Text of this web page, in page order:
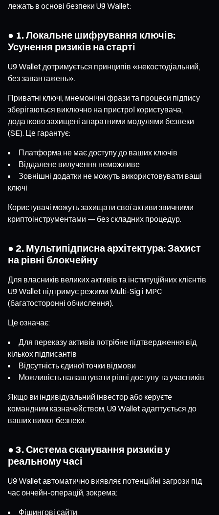
лежать в основі безпеки U9 Wallet:
● 1. Локальне шифрування ключів:
Усунення ризиків на старті
U9 Wallet дотримується принципів «некостодіальний,
без завантажень».
Приватні ключі, мнемонічні фрази та процеси підпису
зберігаються виключно на пристрої користувача,
додатково захищені апаратними модулями безпеки
(SE). Це гарантує:
Платформа не має доступу до ваших ключів
Віддалене вилучення неможливе
Зовнішні додатки не можуть використовувати ваші
ключі
Користувачі можуть захищати свої активи звичними
криптоінструментами — без складних процедур.
● 2. Мультипідписна архітектура: Захист
на рівні блокчейну
Для власників великих активів та інституційних клієнтів
U9 Wallet підтримує режими Multi-Sig і MPC
(багатосторонні обчислення).
Це означає:
Для переказу активів потрібне підтвердження від
кількох підписантів
Відсутність єдиної точки відмови
Можливість налаштувати рівні доступу та учасників
Якщо ви індивідуальний інвестор або керуєте
командним казначейством, U9 Wallet адаптується до
ваших вимог безпеки.
● 3. Система сканування ризиків у
реальному часі
U9 Wallet автоматично виявляє потенційні загрози під
час ончейн-операцій, зокрема:
Фішингові сайти